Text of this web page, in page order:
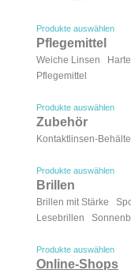
Produkte auswählen
Pflegemittel
Weiche Linsen
Pflegemittel
Produkte auswählen
Zubehör
Kontaktlinsen-
Produkte auswählen
Brillen
Brillen mit Stärke
Lesebrillen
Produkte auswählen
Online-Shops